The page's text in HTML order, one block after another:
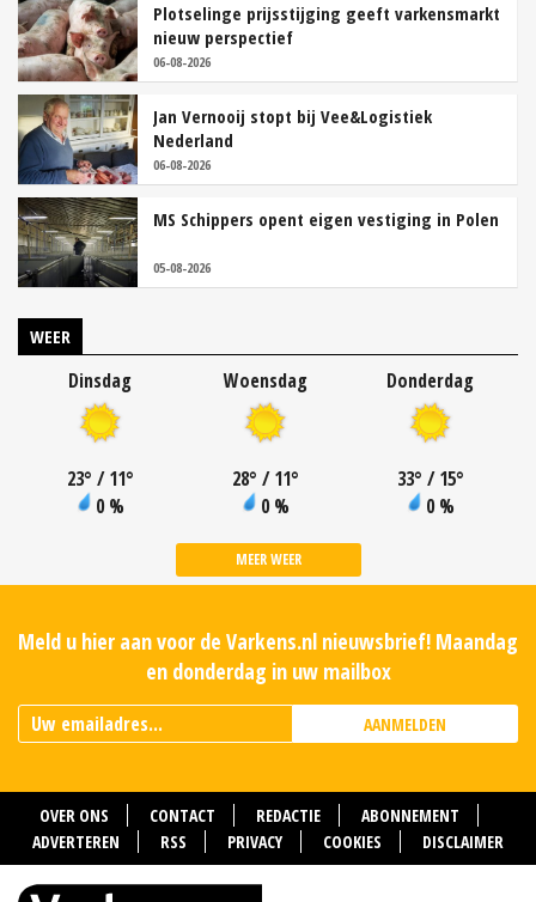
Plotselinge prijsstijging geeft varkensmarkt
nieuw perspectief
06-08-2026
Jan Vernooij stopt bij Vee&Logistiek
Nederland
06-08-2026
MS Schippers opent eigen vestiging in Polen
05-08-2026
WEER
Dinsdag
23° / 11°
0 %
Woensdag
28° / 11°
0 %
Donderdag
33° / 15°
0 %
MEER WEER
Meld u hier aan voor de Varkens.nl nieuwsbrief! Maandag
en donderdag in uw mailbox
AANMELDEN
OVER ONS CONTACT REDACTIE
ABONNEMENT
ADVERTEREN
RSS PRIVACY COOKIES DISCLAIMER